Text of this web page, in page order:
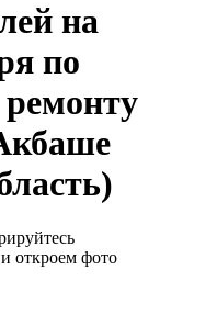
на
по
откроем фото